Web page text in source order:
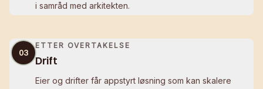
i samråd med arkitekten.
03
ETTER OVERTAKELSE
Drift
Eier og drifter får appstyrt løsning som kan skalere